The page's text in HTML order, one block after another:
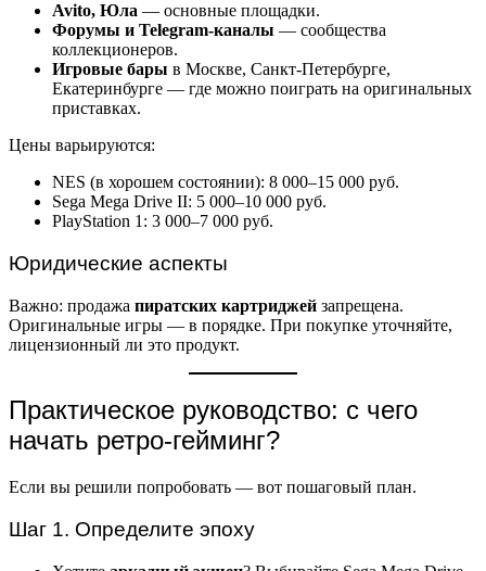
Avito, Юла — основные площадки.
Форумы и Telegram-каналы — сообщества
коллекционеров.
Игровые бары в Москве, Санкт-Петербурге,
Екатеринбурге — где можно поиграть на оригинальных
приставках.
Цены варьируются:
NES (в хорошем состоянии): 8 000–15 000 руб.
Sega Mega Drive II: 5 000–10 000 руб.
PlayStation 1: 3 000–7 000 руб.
Юридические аспекты
Важно: продажа пиратских картриджей запрещена.
Оригинальные игры — в порядке. При покупке уточняйте,
лицензионный ли это продукт.
Практическое руководство: с чего
начать ретро-гейминг?
Если вы решили попробовать — вот пошаговый план.
Шаг 1. Определите эпоху